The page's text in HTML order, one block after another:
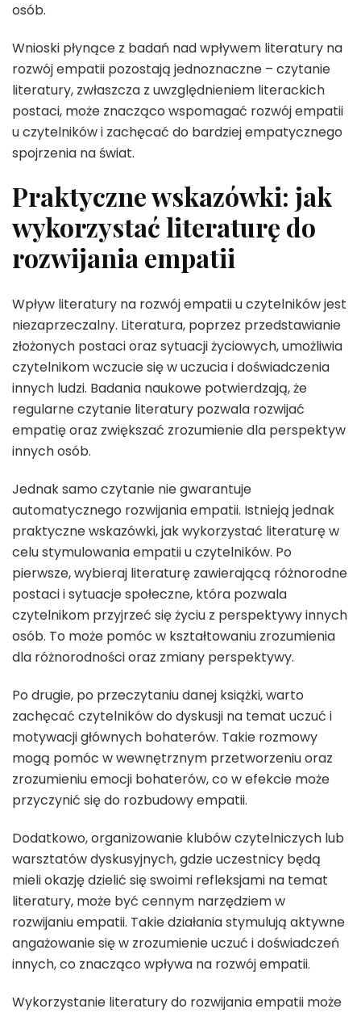
osób.
Wnioski płynące z badań nad wpływem literatury na
rozwój empatii pozostają jednoznaczne – czytanie
literatury, zwłaszcza z uwzględnieniem literackich
postaci, może znacząco wspomagać rozwój empatii
u czytelników i zachęcać do bardziej empatycznego
spojrzenia na świat.
Praktyczne wskazówki: jak
wykorzystać literaturę do
rozwijania empatii
Wpływ literatury na rozwój empatii u czytelników jest
niezaprzeczalny. Literatura, poprzez przedstawianie
złożonych postaci oraz sytuacji życiowych, umożliwia
czytelnikom wczucie się w uczucia i doświadczenia
innych ludzi. Badania naukowe potwierdzają, że
regularne czytanie literatury pozwala rozwijać
empatię oraz zwiększać zrozumienie dla perspektyw
innych osób.
Jednak samo czytanie nie gwarantuje
automatycznego rozwijania empatii. Istnieją jednak
praktyczne wskazówki, jak wykorzystać literaturę w
celu stymulowania empatii u czytelników. Po
pierwsze, wybieraj literaturę zawierającą różnorodne
postaci i sytuacje społeczne, która pozwala
czytelnikom przyjrzeć się życiu z perspektywy innych
osób. To może pomóc w kształtowaniu zrozumienia
dla różnorodności oraz zmiany perspektywy.
Po drugie, po przeczytaniu danej książki, warto
zachęcać czytelników do dyskusji na temat uczuć i
motywacji głównych bohaterów. Takie rozmowy
mogą pomóc w wewnętrznym przetworzeniu oraz
zrozumieniu emocji bohaterów, co w efekcie może
przyczynić się do rozbudowy empatii.
Dodatkowo, organizowanie klubów czytelniczych lub
warsztatów dyskusyjnych, gdzie uczestnicy będą
mieli okazję dzielić się swoimi refleksjami na temat
literatury, może być cennym narzędziem w
rozwijaniu empatii. Takie działania stymulują aktywne
angażowanie się w zrozumienie uczuć i doświadczeń
innych, co znacząco wpływa na rozwój empatii.
Wykorzystanie literatury do rozwijania empatii może